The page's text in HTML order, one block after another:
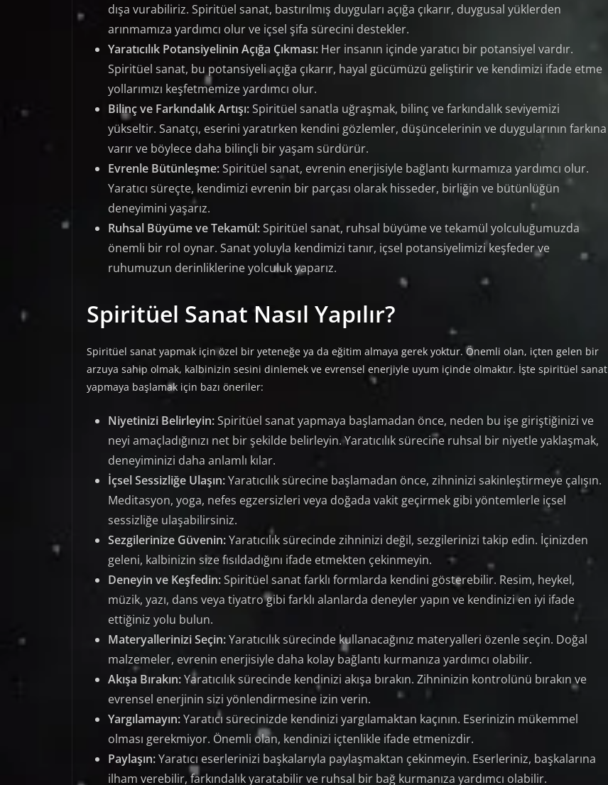
dışa vurabiliriz. Spiritüel sanat, bastırılmış duyguları açığa çıkarır, duygusal yüklerden
arınmamıza yardımcı olur ve içsel şifa sürecini destekler.
Yaratıcılık Potansiyelinin Açığa Çıkması: Her insanın içinde yaratıcı bir potansiyel vardır.
Spiritüel sanat, bu potansiyeli açığa çıkarır, hayal gücümüzü geliştirir ve kendimizi ifade etme
yollarımızı keşfetmemize yardımcı olur.
Bilinç ve Farkındalık Artışı: Spiritüel sanatla uğraşmak, bilinç ve farkındalık seviyemizi
yükseltir. Sanatçı, eserini yaratırken kendini gözlemler, düşüncelerinin ve duygularının farkına
varır ve böylece daha bilinçli bir yaşam sürdürür.
Evrenle Bütünleşme:Spiritüel sanat, evrenin enerjisiyle bağlantı kurmamıza yardımcı olur.
Yaratıcı süreçte, kendimizi evrenin bir parçası olarak hisseder, birliğin ve bütünlüğün
deneyimini yaşarız.
Ruhsal Büyüme ve Tekamül:Spiritüel sanat, ruhsal büyüme ve tekamül yolculuğumuzda
önemli bir rol oynar. Sanat yoluyla kendimizi tanır, içsel potansiyelimizi keşfeder ve
ruhumuzun derinliklerine yolculuk yaparız.
Spiritüel Sanat Nasıl Yapılır?
Spiritüel sanat yapmak için özel bir yeteneğe ya da eğitim almaya gerek yoktur. Önemli olan, içten gelen bir
arzuya sahip olmak, kalbinizin sesini dinlemek ve evrensel enerjiyle uyum içinde olmaktır. İşte spiritüel sanat
yapmaya başlamak için bazı öneriler:
Niyetinizi Belirleyin:Spiritüel sanat yapmaya başlamadan önce, neden bu işe giriştiğinizi ve
neyi amaçladığınızı net bir şekilde belirleyin. Yaratıcılık sürecine ruhsal bir niyetle yaklaşmak,
deneyiminizi daha anlamlı kılar.
İçsel Sessizliğe Ulaşın:Yaratıcılık sürecine başlamadan önce, zihninizi sakinleştirmeye çalışın.
Meditasyon, yoga, nefes egzersizleri veya doğada vakit geçirmek gibi yöntemlerle içsel
sessizliğe ulaşabilirsiniz.
Sezgilerinize Güvenin:Yaratıcılık sürecinde zihninizi değil, sezgilerinizi takip edin. İçinizden
geleni, kalbinizin size fısıldadığını ifade etmekten çekinmeyin.
Deneyin ve Keşfedin: Spiritüel sanat farklı formlarda kendini gösterebilir. Resim, heykel,
müzik, yazı, dans veya tiyatro gibi farklı alanlarda deneyler yapın ve kendinizi en iyi ifade
ettiğiniz yolu bulun.
Materyallerinizi Seçin:Yaratıcılık sürecinde kullanacağınız materyalleri özenle seçin. Doğal
malzemeler, evrenin enerjisiyle daha kolay bağlantı kurmanıza yardımcı olabilir.
Akışa Bırakın:Yaratıcılık sürecinde kendinizi akışa bırakın. Zihninizin kontrolünü bırakın ve
evrensel enerjinin sizi yönlendirmesine izin verin.
Yargılamayın:Yaratıcı sürecinizde kendinizi yargılamaktan kaçının. Eserinizin mükemmel
olması gerekmiyor. Önemli olan, kendinizi içtenlikle ifade etmenizdir.
Paylaşın:Yaratıcı eserlerinizi başkalarıyla paylaşmaktan çekinmeyin. Eserleriniz, başkalarına
ilham verebilir, farkındalık yaratabilir ve ruhsal bir bağ kurmanıza yardımcı olabilir.